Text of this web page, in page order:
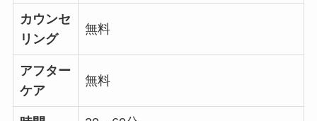
カウンセ
リング
無料
アフター
ケア
無料